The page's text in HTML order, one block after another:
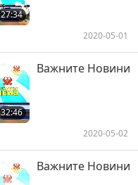
27:34
2020-05-01
32:46
Важните Новини
2020-05-02
Важните Новини